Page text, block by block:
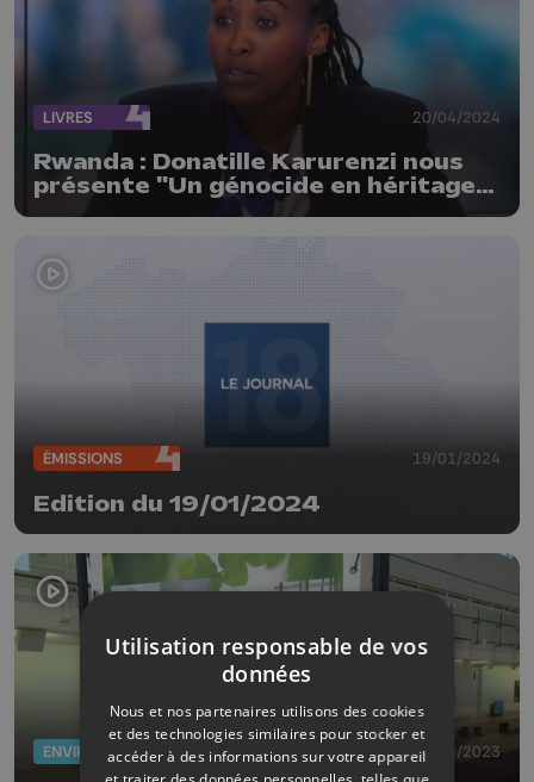
LIVRES 20/04/2024
Rwanda : Donatille Karurenzi nous
présente "Un génocide en héritage"
qu'elle co-signe avec Bernard Wilkin
ÉMISSIONS 19/01/2024
Edition du 19/01/2024
ENVIRONNEMENT 03/08/2023
Utilisation responsable de vos
données
Nous et nos partenaires utilisons des cookies
et des technologies similaires pour stocker et
accéder à des informations sur votre appareil